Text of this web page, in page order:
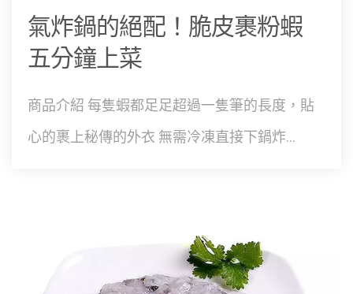
氣炸鍋的絕配！脆皮裹粉蝦
五分鐘上菜
商品介紹 每隻蝦都足足超過一隻筆的長度，貼
心的裹上秘傳的外衣 無需冷凍直接下鍋炸...